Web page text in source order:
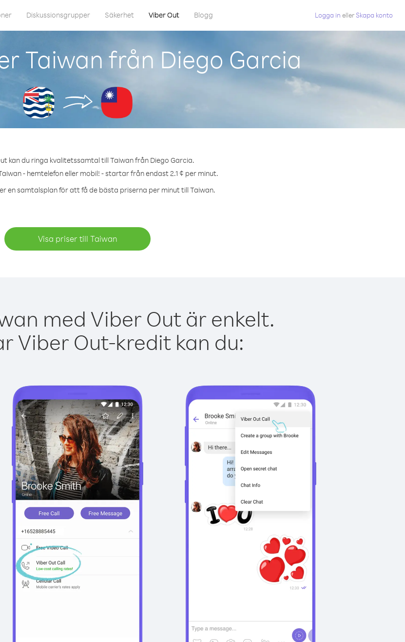
Diskussionsgrupper Säkerhet Viber Out Blogg Logga in eller Skapa konto
Taiwan från Diego Garcia
kan du ringa kvalitetssamtal till Taiwan från Diego Garcia.
- hemtelefon eller mobil! - startar från endast 2.1 ¢ per minut.
en samtalsplan för att få de bästa priserna per minut till Taiwan.
Visa priser till Taiwan
med Viber Out är enkelt.
Viber Out-kredit kan du: